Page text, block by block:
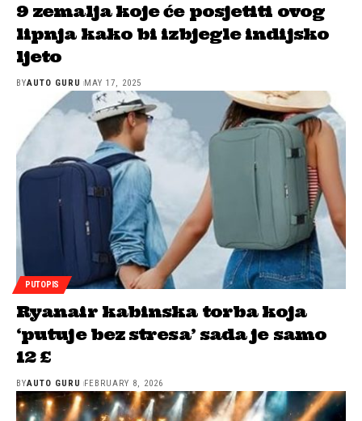
9 zemalja koje će posjetiti ovog
lipnja kako bi izbjegle indijsko
ljeto
BYAUTO GURU MAY 17, 2025
PUTOPIS
Ryanair kabinska torba koja
‘putuje bez stresa’ sada je samo
12 £
BYAUTO GURU FEBRUARY 8, 2026